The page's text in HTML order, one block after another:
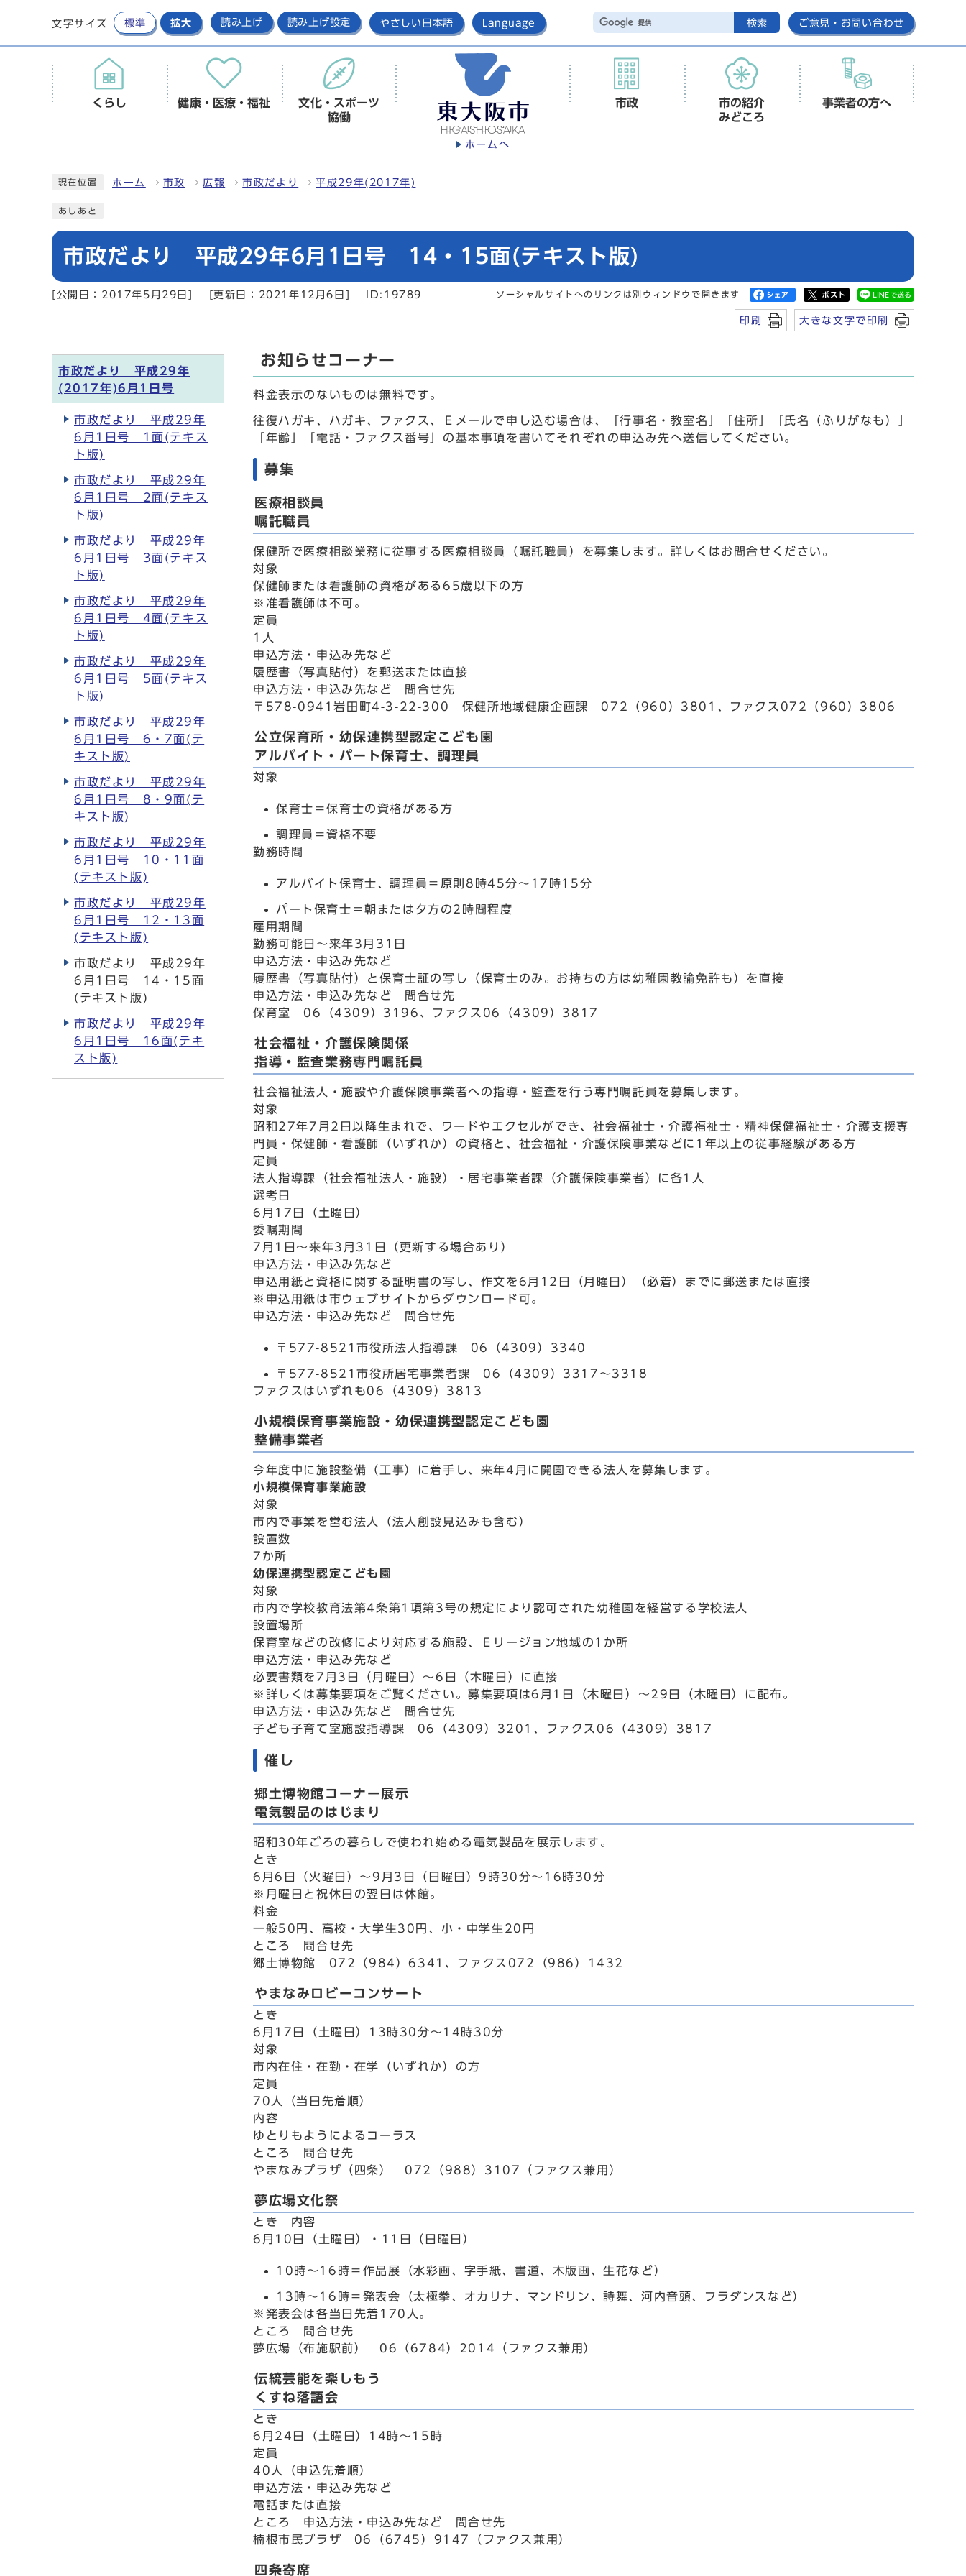
文字サイズ 標準 拡大 読み上げ 読み上げ設定 やさしい日本語 Language 検索 ご意見・お問い合わせ
ホームへ
くらし 健康・医療・福祉
文化・スポーツ
協働
市政
市の紹介
みどころ
事業者の方へ
現在位置 ホーム 市政 広報 市政だより 平成29年(2017年)
あしあと
市政だより 平成29年6月1日号 14・15面(テキスト版)
[公開日：2017年5月29日] [更新日：2021年12月6日] ID:19789 ソーシャルサイトへのリンクは別ウィンドウで開きます
印刷 大きな文字で印刷
お知らせコーナー
料金表示のないものは無料です。
往復ハガキ、ハガキ、ファクス、Ｅメールで申し込む場合は、「行事名・教室名」「住所」「氏名（ふりがなも）」
「年齢」「電話・ファクス番号」の基本事項を書いてそれぞれの申込み先へ送信してください。
募集
医療相談員
嘱託職員
保健所で医療相談業務に従事する医療相談員（嘱託職員）を募集します。詳しくはお問合せください。
対象
保健師または看護師の資格がある65歳以下の方
※准看護師は不可。
定員
1人
申込方法・申込み先など
履歴書（写真貼付）を郵送または直接
申込方法・申込み先など 問合せ先
〒578-0941岩田町4-3-22-300 保健所地域健康企画課 072（960）3801、ファクス072（960）3806
公立保育所・幼保連携型認定こども園
アルバイト・パート保育士、調理員
対象
保育士＝保育士の資格がある方
調理員＝資格不要
勤務時間
アルバイト保育士、調理員＝原則8時45分～17時15分
パート保育士＝朝または夕方の2時間程度
雇用期間
勤務可能日～来年3月31日
申込方法・申込み先など
履歴書（写真貼付）と保育士証の写し（保育士のみ。お持ちの方は幼稚園教諭免許も）を直接
申込方法・申込み先など 問合せ先
保育室 06（4309）3196、ファクス06（4309）3817
社会福祉・介護保険関係
指導・監査業務専門嘱託員
社会福祉法人・施設や介護保険事業者への指導・監査を行う専門嘱託員を募集します。
対象
昭和27年7月2日以降生まれで、ワードやエクセルができ、社会福祉士・介護福祉士・精神保健福祉士・介護支援専
門員・保健師・看護師（いずれか）の資格と、社会福祉・介護保険事業などに1年以上の従事経験がある方
定員
法人指導課（社会福祉法人・施設）・居宅事業者課（介護保険事業者）に各1人
選考日
6月17日（土曜日）
委嘱期間
7月1日～来年3月31日（更新する場合あり）
申込方法・申込み先など
申込用紙と資格に関する証明書の写し、作文を6月12日（月曜日）（必着）までに郵送または直接
※申込用紙は市ウェブサイトからダウンロード可。
申込方法・申込み先など 問合せ先
〒577-8521市役所法人指導課 06（4309）3340
〒577-8521市役所居宅事業者課 06（4309）3317～3318
ファクスはいずれも06（4309）3813
小規模保育事業施設・幼保連携型認定こども園
整備事業者
今年度中に施設整備（工事）に着手し、来年4月に開園できる法人を募集します。
小規模保育事業施設
対象
市内で事業を営む法人（法人創設見込みも含む）
設置数
7か所
幼保連携型認定こども園
対象
市内で学校教育法第4条第1項第3号の規定により認可された幼稚園を経営する学校法人
設置場所
保育室などの改修により対応する施設、Ｅリージョン地域の1か所
申込方法・申込み先など
必要書類を7月3日（月曜日）～6日（木曜日）に直接
※詳しくは募集要項をご覧ください。募集要項は6月1日（木曜日）～29日（木曜日）に配布。
申込方法・申込み先など 問合せ先
子ども子育て室施設指導課 06（4309）3201、ファクス06（4309）3817
催し
郷土博物館コーナー展示
電気製品のはじまり
昭和30年ごろの暮らしで使われ始める電気製品を展示します。
とき
6月6日（火曜日）～9月3日（日曜日）9時30分～16時30分
※月曜日と祝休日の翌日は休館。
料金
一般50円、高校・大学生30円、小・中学生20円
ところ 問合せ先
郷土博物館 072（984）6341、ファクス072（986）1432
やまなみロビーコンサート
とき
6月17日（土曜日）13時30分～14時30分
対象
市内在住・在勤・在学（いずれか）の方
定員
70人（当日先着順）
内容
ゆとりもようによるコーラス
ところ 問合せ先
やまなみプラザ（四条） 072（988）3107（ファクス兼用）
夢広場文化祭
とき 内容
6月10日（土曜日）・11日（日曜日）
10時～16時＝作品展（水彩画、字手紙、書道、木版画、生花など）
13時～16時＝発表会（太極拳、オカリナ、マンドリン、詩舞、河内音頭、フラダンスなど）
※発表会は各当日先着170人。
ところ 問合せ先
夢広場（布施駅前） 06（6784）2014（ファクス兼用）
伝統芸能を楽しもう
くすね落語会
とき
6月24日（土曜日）14時～15時
定員
40人（申込先着順）
申込方法・申込み先など
電話または直接
ところ 申込方法・申込み先など 問合せ先
楠根市民プラザ 06（6745）9147（ファクス兼用）
四条寄席
市政だより 平成29年
(2017年)6月1日号
市政だより 平成29年
6月1日号 1面(テキス
ト版)
市政だより 平成29年
6月1日号 2面(テキス
ト版)
市政だより 平成29年
6月1日号 3面(テキス
ト版)
市政だより 平成29年
6月1日号 4面(テキス
ト版)
市政だより 平成29年
6月1日号 5面(テキス
ト版)
市政だより 平成29年
6月1日号 6・7面(テ
キスト版)
市政だより 平成29年
6月1日号 8・9面(テ
キスト版)
市政だより 平成29年
6月1日号 10・11面
(テキスト版)
市政だより 平成29年
6月1日号 12・13面
(テキスト版)
市政だより 平成29年
6月1日号 14・15面
(テキスト版)
市政だより 平成29年
6月1日号 16面(テキ
スト版)